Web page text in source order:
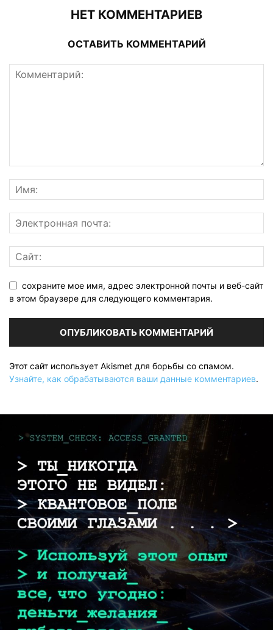
НЕТ КОММЕНТАРИЕВ
ОСТАВИТЬ КОММЕНТАРИЙ
сохраните мое имя, адрес электронной почты и веб-сайт
в этом браузере для следующего комментария.
Этот сайт использует Akismet для борьбы со спамом.
Узнайте, как обрабатываются ваши данные комментариев.